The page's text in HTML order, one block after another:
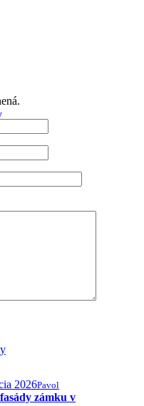
Pavol
zámku v